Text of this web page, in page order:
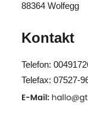
88364 Wolfegg
Kontakt
Telefon:
Telefax: 07527-